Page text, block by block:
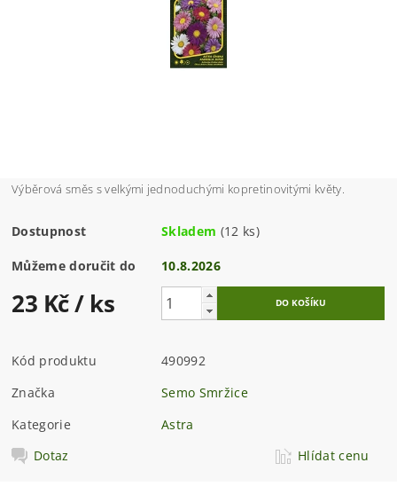
Výběrová směs s velkými jednoduchými kopretinovitými květy.
Dostupnost Skladem (12 ks)
Můžeme doručit do 10.8.2026
23 Kč/ ks
Kód produktu
490992
Značka
Semo Smržice
Kategorie
Astra
Dotaz
Hlídat cenu